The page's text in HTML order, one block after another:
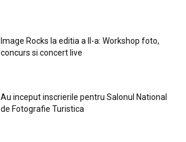
Image Rocks la editia a II-a: Workshop foto,
concurs si concert live
Au inceput inscrierile pentru Salonul National
de Fotografie Turistica